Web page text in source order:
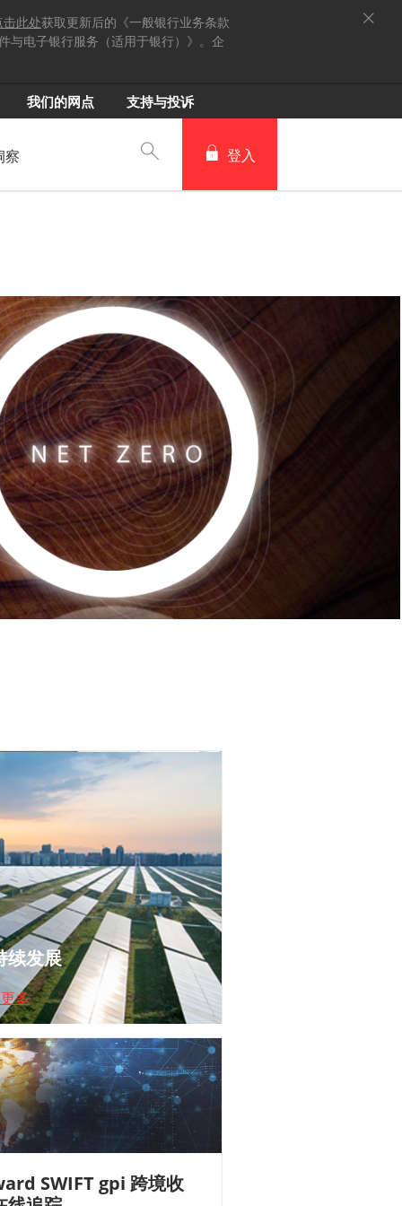
我们的网点 支持与投诉
察 登入
击此处获取更新后的《一般银行业务条款
与电子银行服务（适用于银行）》。企
续发展
多
SWIFT gpi 跨境收